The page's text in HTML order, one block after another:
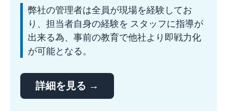
弊社の管理者は全員が現場を経験してお
り、担当者自身の経験を スタッフに指導が
出来る為、事前の教育で他社より即戦力化
が可能となる。
詳細を見る →